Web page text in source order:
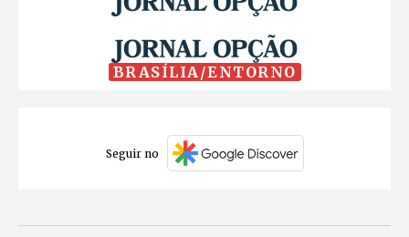
BRASÍLIA/ENTORNO
Seguir no